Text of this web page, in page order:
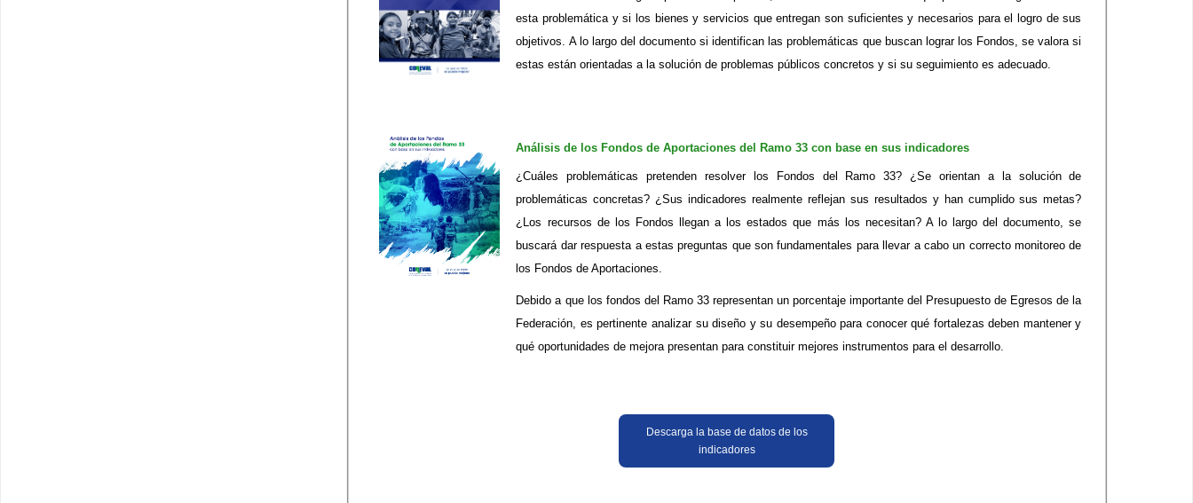
esta problemática y si los bienes y servicios que entregan son suficientes y necesarios para el logro de sus
objetivos. A lo largo del documento si identifican las problemáticas que buscan lograr los Fondos, se valora si
estas están orientadas a la solución de problemas públicos concretos y si su seguimiento es adecuado.
Análisis de los Fondos de Aportaciones del Ramo 33 con base en sus indicadores
¿Cuáles problemáticas pretenden resolver los Fondos del Ramo 33? ¿Se orientan a la solución de
problemáticas concretas? ¿Sus indicadores realmente reflejan sus resultados y han cumplido sus metas?
¿Los recursos de los Fondos llegan a los estados que más los necesitan? A lo largo del documento, se
buscará dar respuesta a estas preguntas que son fundamentales para llevar a cabo un correcto monitoreo de
los Fondos de Aportaciones.
Debido a que los fondos del Ramo 33 representan un porcentaje importante del Presupuesto de Egresos de la
Federación, es pertinente analizar su diseño y su desempeño para conocer qué fortalezas deben mantener y
qué oportunidades de mejora presentan para constituir mejores instrumentos para el desarrollo.
Descarga la base de datos de los
indicadores